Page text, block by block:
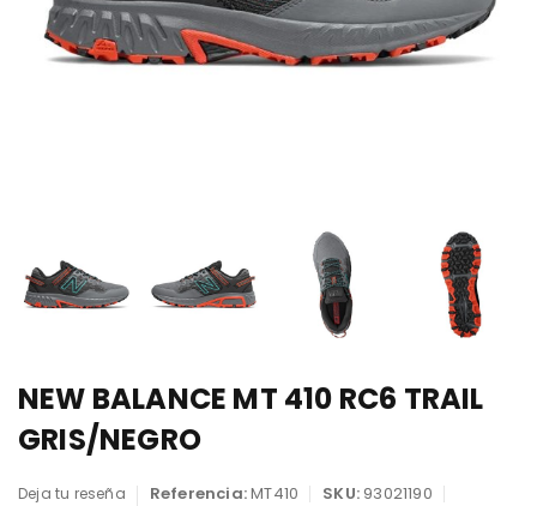
NEW BALANCE MT 410 RC6 TRAIL
GRIS/NEGRO
Deja tu reseña Referencia:MT410 SKU: 93021190